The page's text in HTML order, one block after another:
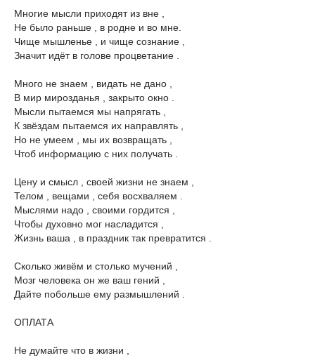
Многие мысли приходят из вне ,
Не было раньше , в родне и во мне.
Чище мышленье , и чище сознание ,
Значит идёт в голове процветание .
Много не знаем , видать не дано ,
В мир мирозданья , закрыто окно .
Мысли пытаемся мы напрягать ,
К звёздам пытаемся их направлять ,
Но не умеем , мы их возвращать ,
Чтоб информацию с них получать .
Цену и смысл , своей жизни не знаем ,
Телом , вещами , себя восхваляем .
Мыслями надо , своими гордится ,
Чтобы духовно мог насладится ,
Жизнь ваша , в праздник так превратится .
Сколько живём и столько мучений ,
Мозг человека он же ваш гений ,
Дайте побольше ему размышлений .
ОПЛАТА
Не думайте что в жизни ,